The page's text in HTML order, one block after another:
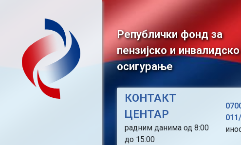
Републички фонд за
пензијско и инвалидско
осигурање
КОНТАКТ
ЦЕНТАР
радним данима од 8:00
до 15:00